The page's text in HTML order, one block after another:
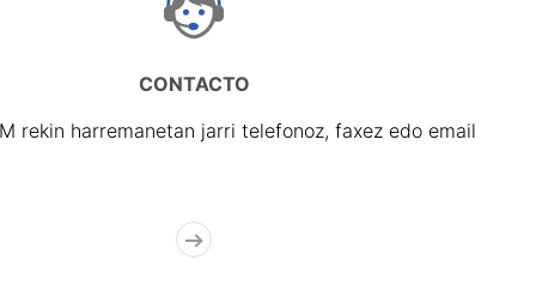
CONTACTO
rekin harremanetan jarri telefonoz, faxez edo email